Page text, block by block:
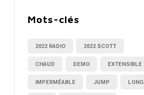
Mots-clés
2022 RADIO 2022 SCOTT
CHAUD DEMO EXTENSIBLE
IMPERMÉABLE JUMP LONG